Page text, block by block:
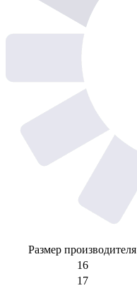
Размер производителя
16
17